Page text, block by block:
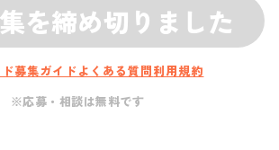
を締め切りました
募集ガイド よくある質問利用規約
※応募・相談は無料です